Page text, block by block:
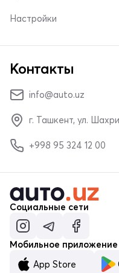
Настройки
Контакты
info@auto.uz
г. Ташкент, ул.
+998 95 324 12 00
Социальные сети
Мобильное приложение
App Store